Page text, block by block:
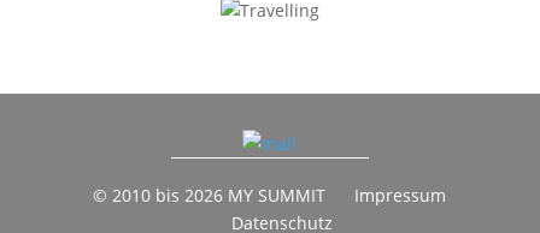
© 2010 bis 2026 MY SUMMIT
Impressum
Datenschutz